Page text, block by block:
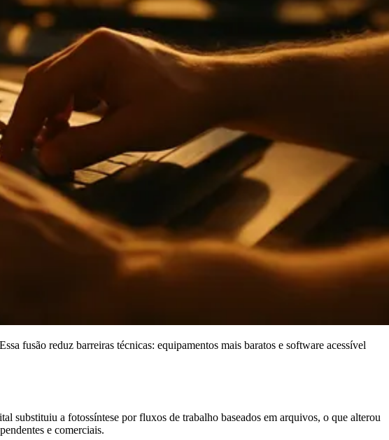
fusão reduz barreiras técnicas: equipamentos mais baratos e software acessível
substituiu a fotossíntese por fluxos de trabalho baseados em arquivos, o que alterou
e comerciais.